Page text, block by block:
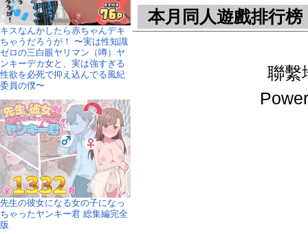
本月同人遊戲排行榜
聯繫
キスなんかしたら赤ちゃんデキ
ちゃうだろうが！ 〜実は性知識
ゼロの三白眼ヤリマン（噂）ヤ
ンキーデカ女と、実は強すぎる
性欲を必死で抑え込んでる風紀
委員の僕〜
先生の彼女になる女の子になっ
ちゃったヤンキー君 総集編完全
版